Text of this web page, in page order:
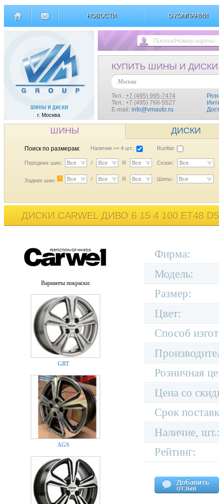
НОВОСТИ О КОМПАНИИ
г. Москва
КУПИТЬ ШИНЫ И ДИСКИ
Москва
Тел.: +7 (495) 995-7474
Тел.: +7 (495) 768-5527
E-mail: info@vmauto.ru
ШИНЫ ДИСКИ
Поиск по размерам: Наличие >= 4 шт.: Runflat:
Передних шин: Все / Все R Все Сезон: Все
Задних шин: ? Все / Все R Все Шипы: Все
ДИСКИ CARWEL ДИВО 6 15 4 100 ET48
Варианты покраски:
GRT
AGS
Фирма:
Модель:
Размер:
Цвет:
Способ
Розничная
Цена со
Срок
Наличие,
Рейтинг: